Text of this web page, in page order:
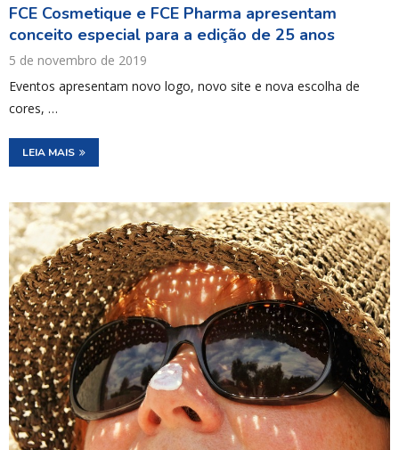
FCE Cosmetique e FCE Pharma apresentam
conceito especial para a edição de 25 anos
5 de novembro de 2019
Eventos apresentam novo logo, novo site e nova escolha de
cores, …
LEIA MAIS